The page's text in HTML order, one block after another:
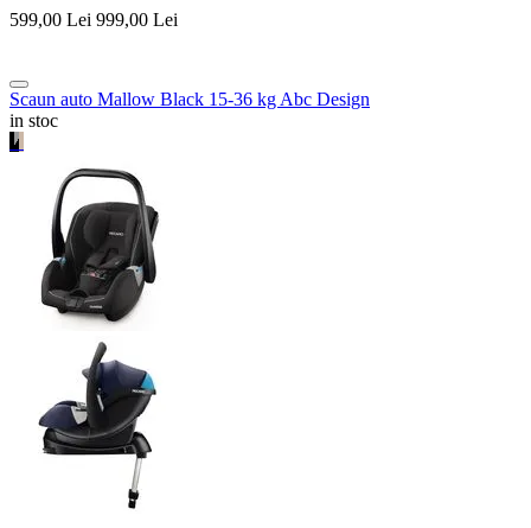
599,00 Lei 999,00 Lei
Scaun auto Mallow Black 15-36 kg Abc Design
in stoc